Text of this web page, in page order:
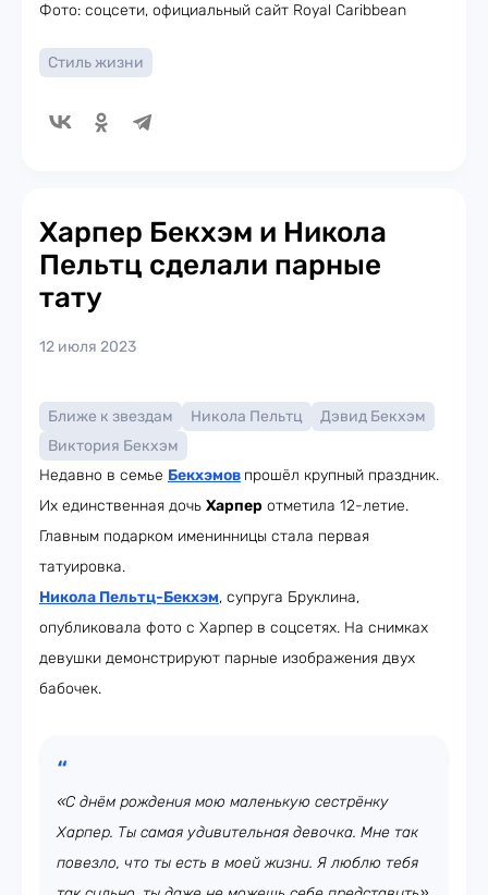
Фото: соцсети, официальный сайт Royal Caribbean
Стиль жизни
Харпер Бекхэм и Никола
Пельтц сделали парные
тату
12 июля 2023
Ближе к звездам Никола Пельтц
Дэвид Бекхэм
Виктория Бекхэм
Недавно в семье Бекхэмов прошёл крупный праздник.
Их единственная дочь Харпер отметила 12-летие.
Главным подарком именинницы стала первая
татуировка.
Никола Пельтц-Бекхэм, супруга Бруклина,
опубликовала фото с Харпер в соцсетях. На снимках
девушки демонстрируют парные изображения двух
бабочек.
«С днём рождения мою маленькую сестрёнку
Харпер. Ты самая удивительная девочка. Мне так
повезло, что ты есть в моей жизни. Я люблю тебя